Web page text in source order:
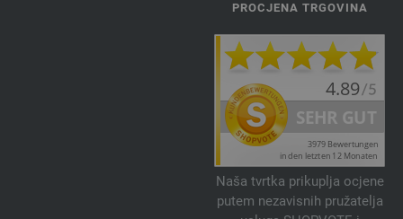
PROCJENA TRGOVINA
Naša tvrtka prikuplja ocjene
putem nezavisnih pružatelja